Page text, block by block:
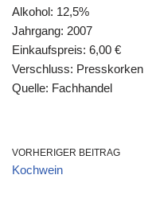
Alkohol: 12,5%
Jahrgang: 2007
Einkaufspreis: 6,00 €
Verschluss: Presskorken
Quelle: Fachhandel
VORHERIGER BEITRAG
Kochwein